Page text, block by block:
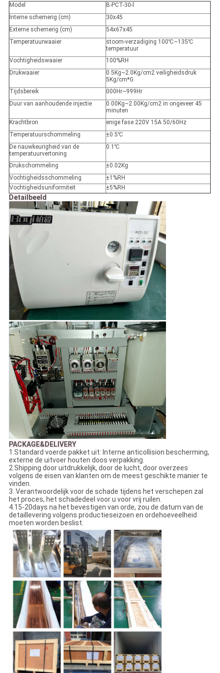
Model
B-PCT-30-l
Interne schemerig (cm)
30x45
Externe schemerig (cm)
54x67x45
Temperatuurwaaier
stoom-verzadiging 100℃~135℃
temperatuur
Vochtigheidswaaier
100%RH
Drukwaaier
0.5Kg~2.0Kg/cm2 veiligheidsdruk
5Kg/cm*G
Tijdsbereik
000Hr~999Hr
Duur van aanhoudende injectie
0.00Kg~2.00Kg/cm2 in ongeveer 45
minuten
Krachtbron
enige fase 220V 15A 50/60Hz
Temperatuurschommeling
±0.5℃
De nauwkeurigheid van de
temperatuurvertoning
0.1℃
Drukschommeling
±0.02Kg
Vochtigheidsschommeling
±1%RH
Vochtigheidsuniformiteit
±5%RH
Detailbeeld
PACKAGE&DELIVERY
1.Standard voerde pakket uit: Interne anticollision bescherming,
externe de uitvoer houten doos verpakking.
2.Shipping door uitdrukkelijk, door de lucht, door overzees
volgens de eisen van klanten om de meest geschikte manier te
vinden.
3. Verantwoordelijk voor de schade tijdens het verschepen zal
het proces, het schadedeel voor u voor vrij ruilen.
4.15-20days na het bevestigen van orde, zou de datum van de
detaillevering volgens productieseizoen en ordehoeveelheid
moeten worden beslist.